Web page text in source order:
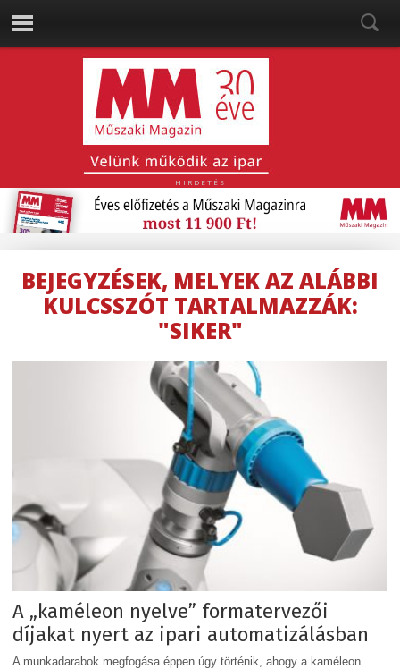
HIRDETÉS
BEJEGYZÉSEK, MELYEK AZ ALÁBBI
KULCSSZÓT TARTALMAZZÁK:
"SIKER"
A „kaméleon nyelve” formatervezői
díjakat nyert az ipari automatizálásban
A munkadarabok megfogása éppen úgy történik, ahogy a kaméleon